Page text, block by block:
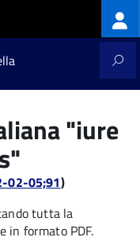
"iure
02-05;91)
tutta la
in formato PDF.